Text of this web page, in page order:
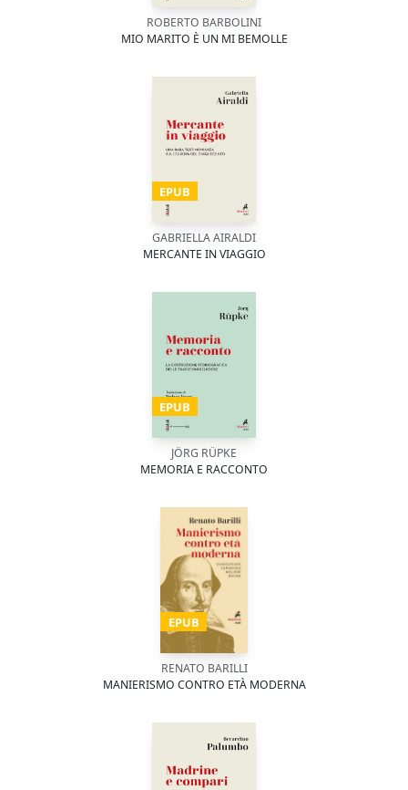
ROBERTO BARBOLINI
MIO MARITO È UN MI BEMOLLE
EPUB
GABRIELLA AIRALDI
MERCANTE IN VIAGGIO
EPUB
JÖRG RÜPKE
MEMORIA E RACCONTO
EPUB
RENATO BARILLI
MANIERISMO CONTRO ETÀ MODERNA